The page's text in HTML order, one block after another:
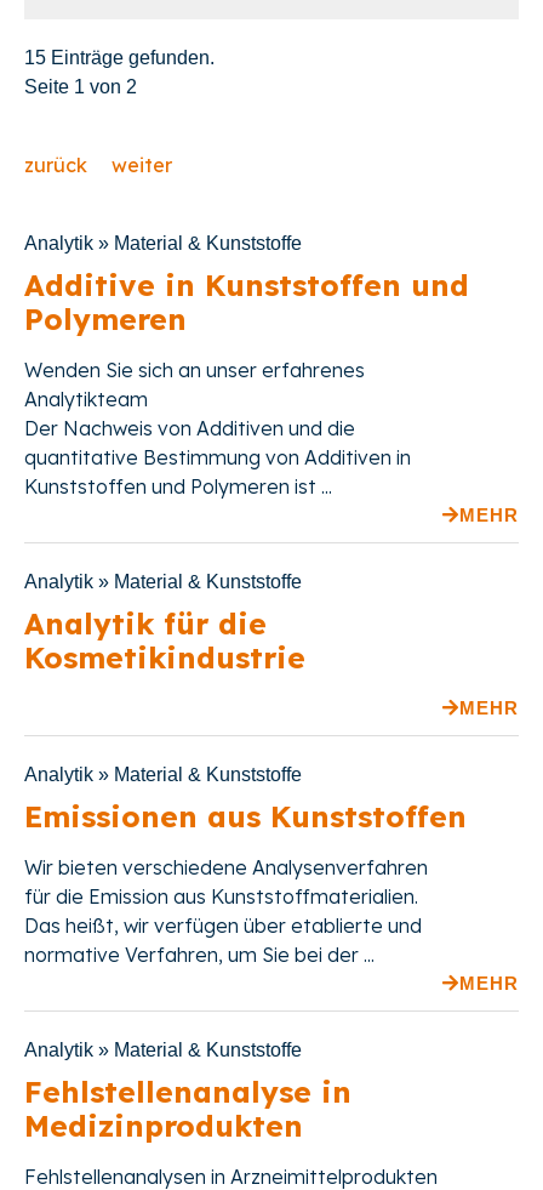
15 Einträge gefunden.
Seite 1 von 2
weiter
zurück
Analytik » Material & Kunststoffe
Additive in Kunststoffen und
Polymeren
Wenden Sie sich an unser erfahrenes
Analytikteam
Der Nachweis von Additiven und die
quantitative Bestimmung von Additiven in
Kunststoffen und Polymeren ist ...
MEHR
Analytik » Material & Kunststoffe
Analytik für die
Kosmetikindustrie
MEHR
Analytik » Material & Kunststoffe
Emissionen aus Kunststoffen
Wir bieten verschiedene Analysenverfahren
für die Emission aus Kunststoffmaterialien.
Das heißt, wir verfügen über etablierte und
normative Verfahren, um Sie bei der ...
MEHR
Analytik » Material & Kunststoffe
Fehlstellenanalyse in
Medizinprodukten
Fehlstellenanalysen in Arzneimittelprodukten